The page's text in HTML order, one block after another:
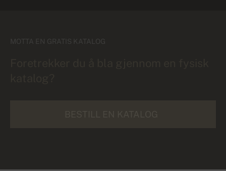
MOTTA EN GRATIS KATALOG